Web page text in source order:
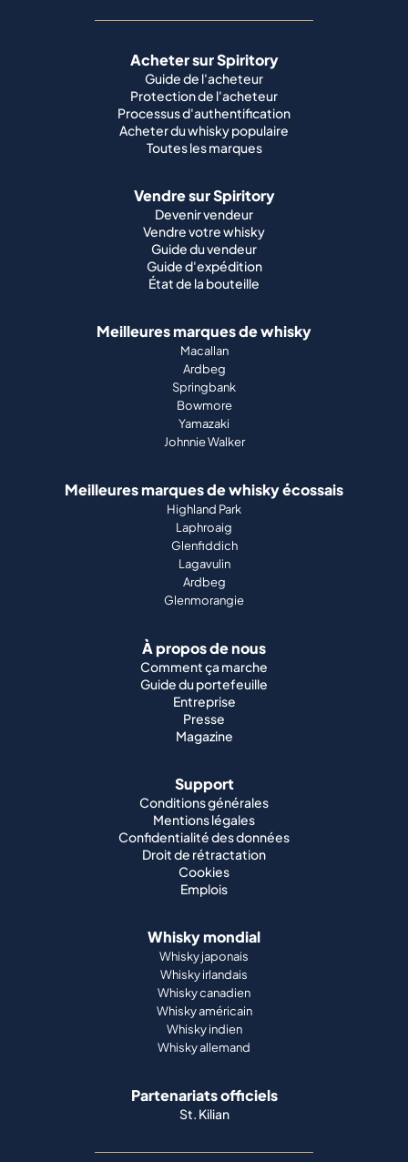
Acheter sur Spiritory
Guide de l'acheteur
Protection de l'acheteur
Processus d'authentification
Acheter du whisky populaire
Toutes les marques
Vendre sur Spiritory
Devenir vendeur
Vendre votre whisky
Guide du vendeur
Guide d'expédition
État de la bouteille
Meilleures marques de whisky
Macallan
Ardbeg
Springbank
Bowmore
Yamazaki
Johnnie Walker
Meilleures marques de whisky écossais
Highland Park
Laphroaig
Glenfiddich
Lagavulin
Ardbeg
Glenmorangie
À propos de nous
Comment ça marche
Guide du portefeuille
Entreprise
Presse
Magazine
Support
Conditions générales
Mentions légales
Confidentialité des données
Droit de rétractation
Cookies
Emplois
Whisky mondial
Whisky japonais
Whisky irlandais
Whisky canadien
Whisky américain
Whisky indien
Whisky allemand
Partenariats officiels
St. Kilian